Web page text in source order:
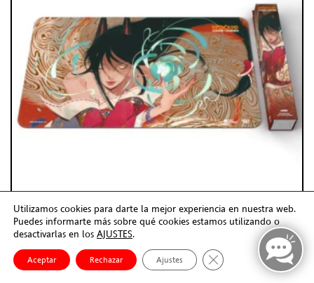
AHRI – TAPETE – RIFTBO . . .
Utilizamos cookies para darte la mejor experiencia en nuestra web.
Puedes informarte más sobre qué cookies estamos utilizando o
desactivarlas en los AJUSTES.
Aceptar Rechazar Ajustes Cerrar el banner de